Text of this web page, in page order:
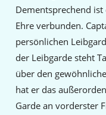
Dementsprechend
Ehre verbunden.
persönlichen
der Leibgarde steht
über den
hat er das
Garde an vorderster